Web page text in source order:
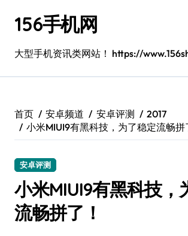
156手机网
大型手机资讯类网站！ https://
首页 安卓频道 安卓评测
2017
小米MIUI9有黑科技，为了稳定流畅拼
安卓评测
小米MIUI9有黑科技，
流畅拼了！